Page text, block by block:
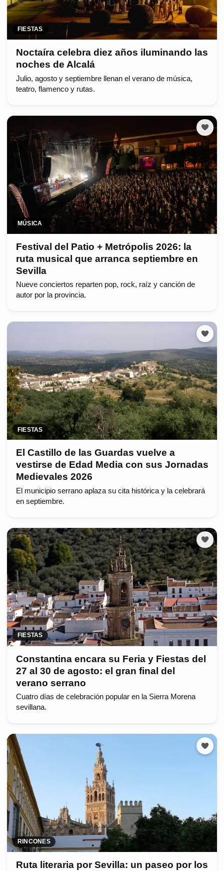
FIESTAS
Noctaíra celebra diez años iluminando las
noches de Alcalá
Julio, agosto y septiembre llenan el verano de música,
teatro, flamenco y rutas.
MÚSICA
Festival del Patio + Metrópolis 2026: la
ruta musical que arranca septiembre en
Sevilla
Nueve conciertos reparten pop, rock, raíz y canción de
autor por la provincia.
FIESTAS
El Castillo de las Guardas vuelve a
vestirse de Edad Media con sus Jornadas
Medievales 2026
El municipio serrano aplaza su cita histórica y la celebrará
en septiembre.
FIESTAS
Constantina encara su Feria y Fiestas del
27 al 30 de agosto: el gran final del
verano serrano
Cuatro días de celebración popular en la Sierra Morena
sevillana.
RINCONES
Ruta literaria por Sevilla: un paseo por los